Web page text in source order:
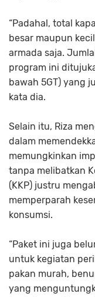
“Padahal, total
besar maupun
armada saja.
program ini
bawah 5GT) yang
kata dia.
Selain itu, Riza
dalam
memungkinkan
tanpa melibatkan
(KKP) justru
memperparah
konsumsi.
“Paket ini juga
untuk kegiatan
pakan murah,
yang